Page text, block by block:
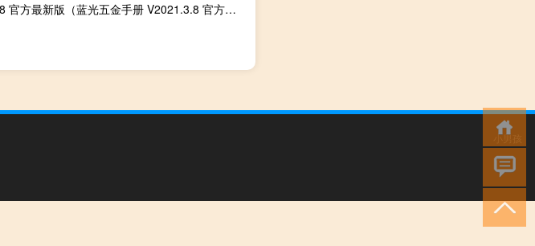
蓝光五金手册 V2021.3.8 官方最新版（蓝光五金手册 V2021.3.8 官方最新版功能简介）
小男孩